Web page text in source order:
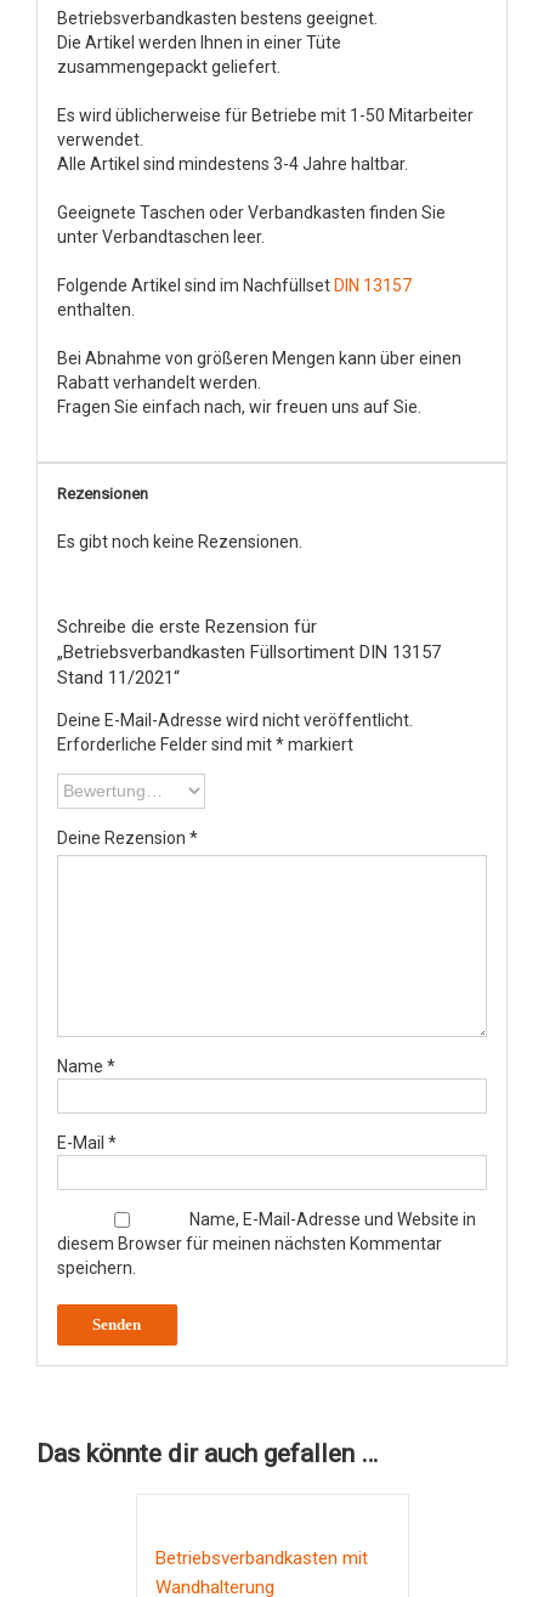
Betriebsverbandkasten bestens geeignet.
Die Artikel werden Ihnen in einer Tüte
zusammengepackt geliefert.
Es wird üblicherweise für Betriebe mit 1-50 Mitarbeiter
verwendet.
Alle Artikel sind mindestens 3-4 Jahre haltbar.
Geeignete Taschen oder Verbandkasten finden Sie
unter Verbandtaschen leer.
Folgende Artikel sind im NachfüllsetDIN 13157
enthalten.
Bei Abnahme von größeren Mengen kann über einen
Rabatt verhandelt werden.
Fragen Sie einfach nach, wir freuen uns auf Sie.
Rezensionen
Es gibt noch keine Rezensionen.
Schreibe die erste Rezension für
„Betriebsverbandkasten Füllsortiment DIN 13157
Stand 11/2021“
Deine E-Mail-Adresse wird nicht veröffentlicht.
Erforderliche Felder sind mit*markiert
Deine Rezension *
Name *
E-Mail *
Name, E-Mail-Adresse und Website in
diesem Browser für meinen nächsten Kommentar
speichern.
Das könnte dir auch gefallen …
Betriebsverbandkasten mit
Wandhalterung